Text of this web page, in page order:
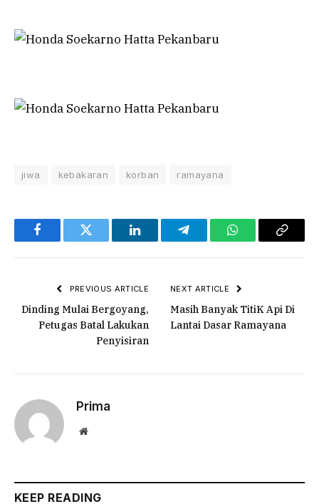
jiwa kebakaran korban ramayana
FacebookTwitter LinkedInTelegramWhatsAppCopy
PREVIOUS ARTICLE
Dinding Mulai Bergoyang,
Petugas Batal Lakukan
Penyisiran
NEXT ARTICLE
Masih Banyak TitiK Api Di
Lantai Dasar Ramayana
Prima
Website
KEEP READING